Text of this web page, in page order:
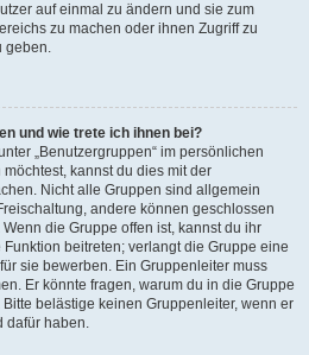
auf einmal zu ändern und sie zum
zu machen oder ihnen Zugriff zu
geben.
und wie trete ich ihnen bei?
„Benutzergruppen“ im persönlichen
kannst du dies mit der
Nicht alle Gruppen sind allgemein
andere können geschlossen
die Gruppe offen ist, kannst du ihr
beitreten; verlangt die Gruppe eine
sie bewerben. Ein Gruppenleiter muss
Er könnte fragen, warum du in die Gruppe
belästige keinen Gruppenleiter, wenn er
dafür haben.